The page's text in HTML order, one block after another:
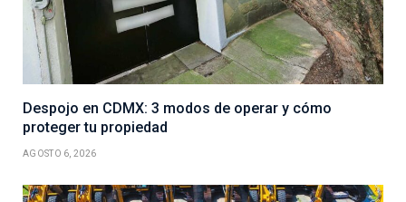
Despojo en CDMX: 3 modos de operar y cómo
proteger tu propiedad
AGOSTO 6, 2026